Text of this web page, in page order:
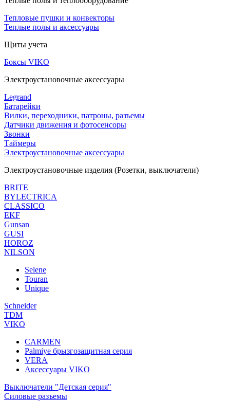
Тепловые пушки и конвекторы
Теплые полы и аксессуары
Щиты учета
Боксы VIKO
Электроустановочные аксессуары
Legrand
Батарейки
Вилки, переходники, патроны, разъемы
Датчики движения и фотосенсоры
Звонки
Таймеры
Электроустановочные аксессуары
Электроустановочные изделия (Розетки, выключатели)
BRITE
BYLECTRICA
CLASSICO
EKF
Gunsan
GUSI
HOROZ
NILSON
Selene
Touran
Unique
Schneider
TDM
VIKO
CARMEN
Palmiye брызгозащитная серия
VERA
Аксессуары VIKO
Выключатели "Детская серия"
Силовые разъемы